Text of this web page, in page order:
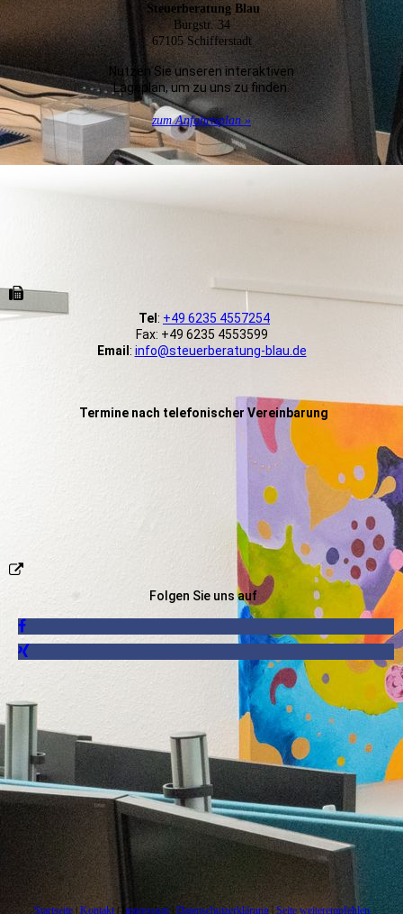
Steuerberatung Blau
Burgstr. 34
67105 Schifferstadt
Nutzen Sie unseren interaktiven
La­ge­plan, um zu uns zu finden.
zum Anfahrtsplan »
Tel : +49 6235 4557254
Fax: +49 6235 4553599
Email : info@steuerberatung-blau.de
Termine nach telefonischer Vereinbarung
Folgen Sie uns auf
Startseite| Kontakt| I mpressum| Datenschutzerklärung|Seite weiterempfehlen